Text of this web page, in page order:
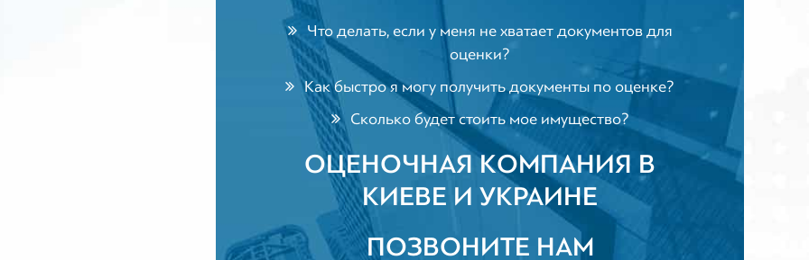
Что делать, если у меня не хватает документов для
оценки?
Как быстро я могу получить документы по оценке?
Сколько будет стоить мое имущество?
ОЦЕНОЧНАЯ КОМПАНИЯ В
КИЕВЕ И УКРАИНЕ
ПОЗВОНИТЕ НАМ